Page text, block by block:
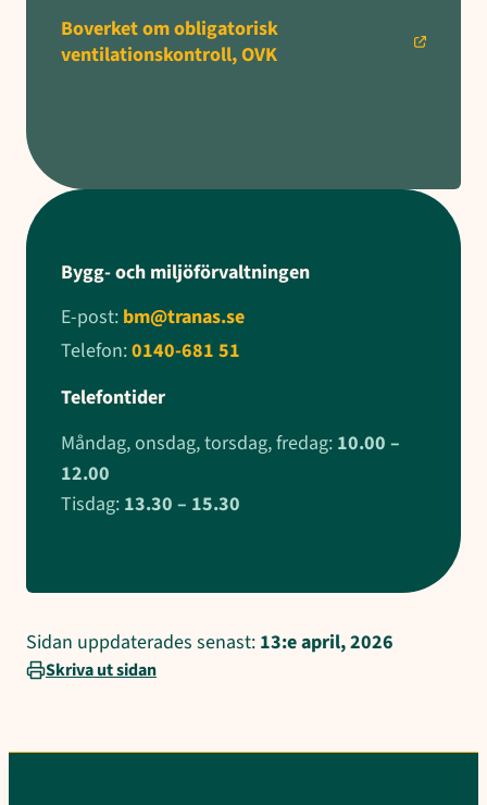
Boverket om obligatorisk
ventilationskontroll, OVK
Bygg- och miljöförvaltningen
E-post: bm@tranas.se
Telefon:0140-681 51
Telefontider
Måndag, onsdag, torsdag, fredag: 10.00 –
12.00
Tisdag: 13.30 – 15.30
Sidan uppdaterades senast: 13:e april, 2026
Skriva ut sidan